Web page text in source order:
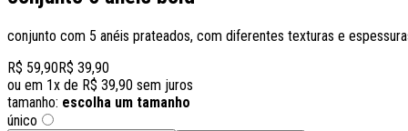
conjunto com 5 anéis prateados, com diferentes texturas e
R$ 59,90 R$ 39,90
ou em 1x de R$ 39,90 sem juros
tamanho: escolha um tamanho
único